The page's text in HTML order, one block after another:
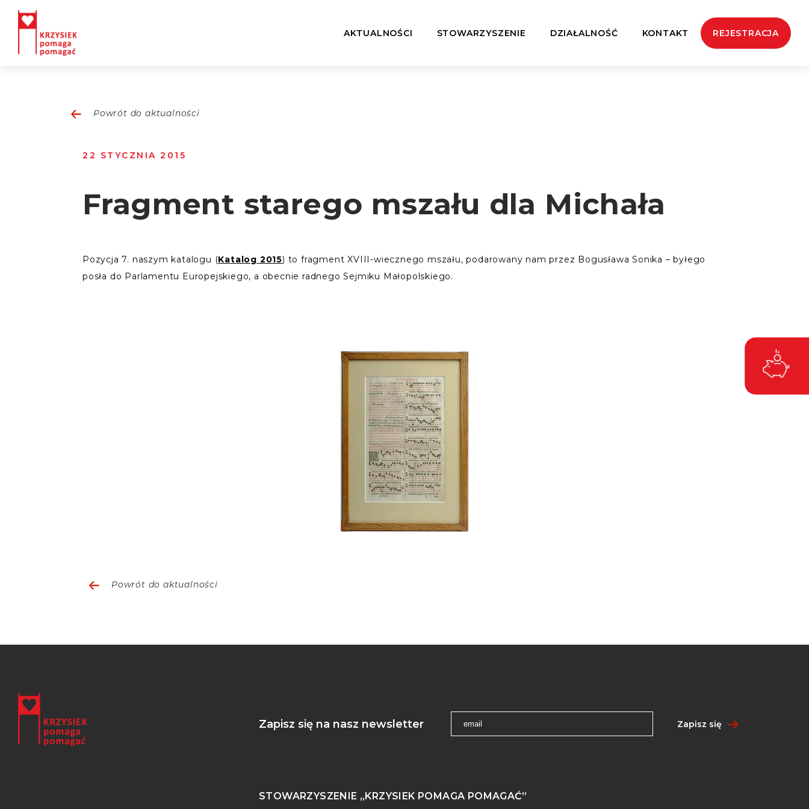
AKTUALNOŚCI STOWARZYSZENIE DZIAŁALNOŚĆ KONTAKT REJESTRACJA
Powrót do aktualności
22 STYCZNIA 2015
Fragment starego mszału dla Michała
Pozycja 7. naszym katalogu (Katalog 2015) to fragment XVIII-wiecznego mszału, podarowany nam przez Bogusława Sonika – byłego
posła do Parlamentu Europejskiego, a obecnie radnego Sejmiku Małopolskiego.
Powrót do aktualności
Zapisz się na nasz newsletter Zapisz się
STOWARZYSZENIE „KRZYSIEK POMAGA POMAGAĆ”